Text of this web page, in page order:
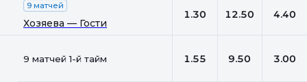
9 матчей
Хозяева — Гости
1.30 12.50 4.40
9 матчей 1-й тайм 1.55 9.50 3.00